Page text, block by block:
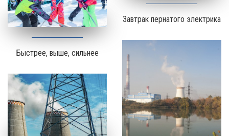
Быстрее, выше, сильнее
Завтрак пернатого электрика